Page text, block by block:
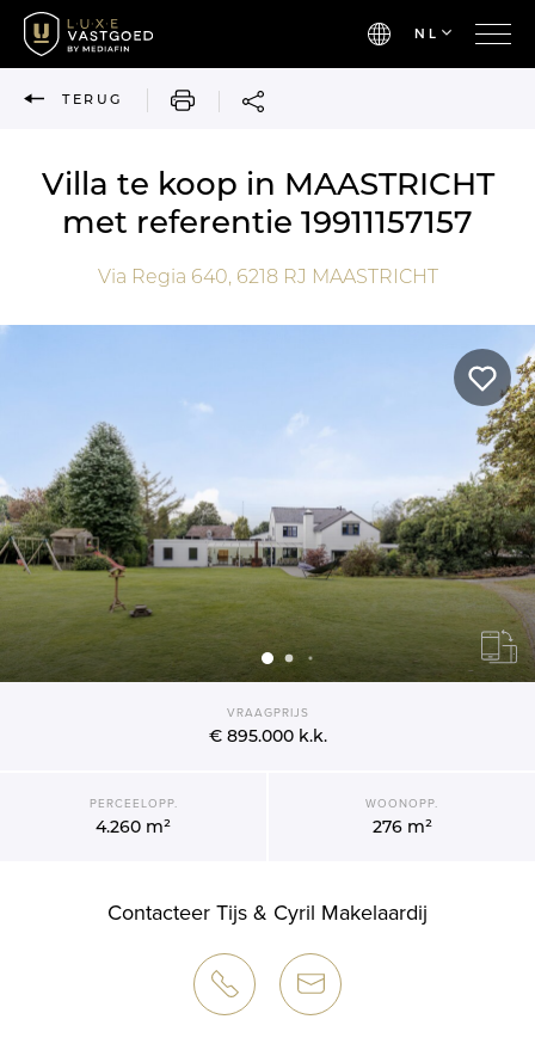
NL
TERUG AFDRUKKEN
Villa te koop in MAASTRICHT
met referentie 19911157157
Via Regia 640, 6218 RJ MAASTRICHT
VRAAGPRIJS
€ 895.000k.k.
PERCEELOPP.
4.260 m²
WOONOPP.
276 m²
Contacteer Tijs & Cyril Makelaardij